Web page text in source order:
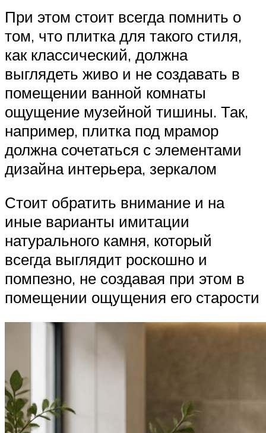
При этом стоит всегда помнить о
том, что плитка для такого стиля,
как классический, должна
выглядеть живо и не создавать в
помещении ванной комнаты
ощущение музейной тишины. Так,
например, плитка под мрамор
должна сочетаться с элементами
дизайна интерьера, зеркалом
Стоит обратить внимание и на
иные варианты имитации
натурального камня, который
всегда выглядит роскошно и
помпезно, не создавая при этом в
помещении ощущения его старости